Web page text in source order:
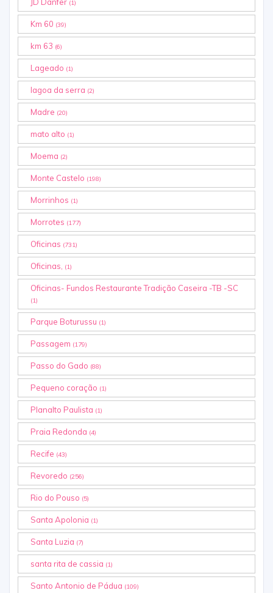
(1)
Km 60 (39)
km 63 (6)
Lageado (1)
lagoa da serra (2)
Madre (20)
mato alto (1)
Moema (2)
Monte Castelo (198)
Morrinhos (1)
Morrotes (177)
Oficinas (731)
Oficinas, (1)
Oficinas- Fundos Restaurante Tradição Caseira -TB -SC
(1)
Parque Boturussu (1)
Passagem (179)
Passo do Gado (88)
Pequeno coração (1)
Planalto Paulista (1)
Praia Redonda (4)
Recife (43)
Revoredo (256)
Rio do Pouso (5)
Santa Apolonia (1)
Santa Luzia (7)
santa rita de cassia (1)
Santo Antonio de Pádua (109)